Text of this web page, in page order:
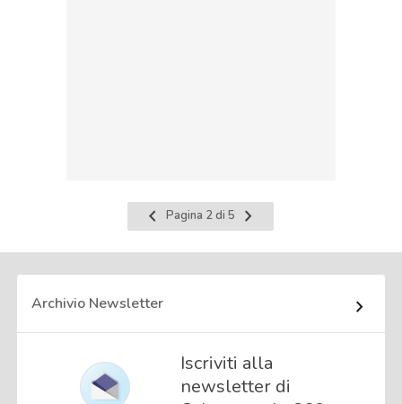
Pagina
precedente
Pagina 2 di 5
Pagina
successiva
Archivio Newsletter
Iscriviti alla
newsletter di